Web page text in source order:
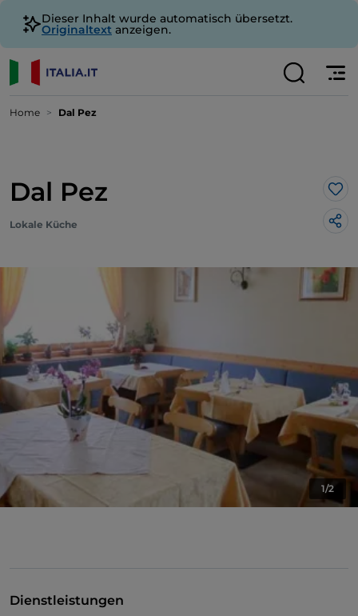
Dieser Inhalt wurde automatisch übersetzt.
Originaltext anzeigen.
Home Dal Pez
Dal Pez
Lokale Küche
1/2
Dienstleistungen